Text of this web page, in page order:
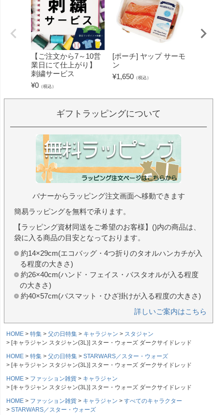
【ご注文から7～10営
業日にて仕上がり】
刺繍サービス
¥0 （税込）
[ポーチ] ヤップ サーモ
ン
¥1,650 （税込）
ギフトラッピングについて
バナーからラッピング注文画面へ移動できます
簡易ラッピングを無料で承ります。
【ラッピング資材同送をご希望のお客様】()内の商品は、
袋に入る商品の目安となっております。
約14×29cm(エコバッグ・4つ折りのタオルハンカチが入
る程度の大きさ)
約26×40cm(ハンド・フェイス・バスタオルが入る程度
の大きさ)
約40×57cm(バスマット・ひざ掛けが入る程度の大きさ)
詳しいご案内はこちら
HOME 特集 父の日特集 キャラジャン
スタジャン
[キャラジャン スタジャン(3L)] スター・ウォーズ ダークサイドレッド
HOME
特集 父の日特集
STARWARS／スター・ウォーズ
[キャラジャン スタジャン(3L)] スター・ウォーズ ダークサイドレッド
HOME
ファッション雑貨
キャラジャン
[キャラジャン スタジャン(3L)] スター・ウォーズ ダークサイドレッド
HOME
ファッション雑貨 キャラジャン
すべてのキャラクター
STARWARS／スター・ウォーズ